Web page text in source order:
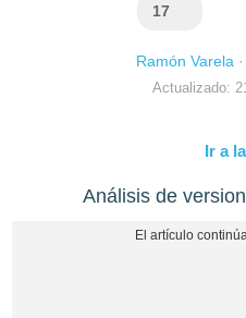
17
Ramón Varela ·
Actualizado:
Ir a
Análisis de